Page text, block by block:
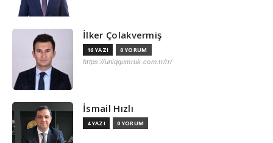
İlker Çolakvermiş
16 YAZI 0 YORUM
https://uniqgumruk.com.tr/tr/
İsmail Hızlı
4 YAZI 0 YORUM